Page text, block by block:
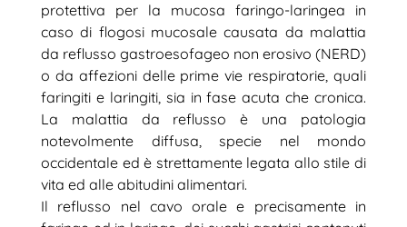
protettiva per la mucosa faringo-laringea in
caso di flogosi mucosale causata da malattia
da reflusso gastroesofageo non erosivo (NERD)
o da affezioni delle prime vie respiratorie, quali
faringiti e laringiti, sia in fase acuta che cronica.
La malattia da reflusso è una patologia
notevolmente diffusa, specie nel mondo
occidentale ed è strettamente legata allo stile di
vita ed alle abitudini alimentari.
Il reflusso nel cavo orale e precisamente in